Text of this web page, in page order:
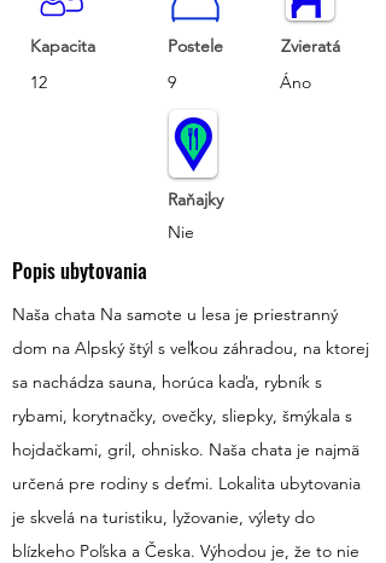
Kapacita
12
Postele
9
Zvieratá
Áno
Raňajky
Nie
Popis ubytovania
Naša chata Na samote u lesa je priestranný
dom na Alpský štýl s veľkou záhradou, na ktorej
sa nachádza sauna, horúca kaďa, rybník s
rybami, korytnačky, ovečky, sliepky, šmýkala s
hojdačkami, gril, ohnisko. Naša chata je najmä
určená pre rodiny s deťmi. Lokalita ubytovania
je skvelá na turistiku, lyžovanie, výlety do
blízkeho Poľska a Česka. Výhodou je, že to nie